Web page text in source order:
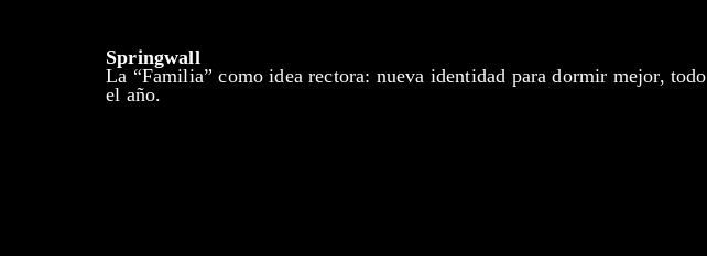
Springwall
La “Familia” como idea rectora: nueva identidad para dormir mejor, todo
el año.